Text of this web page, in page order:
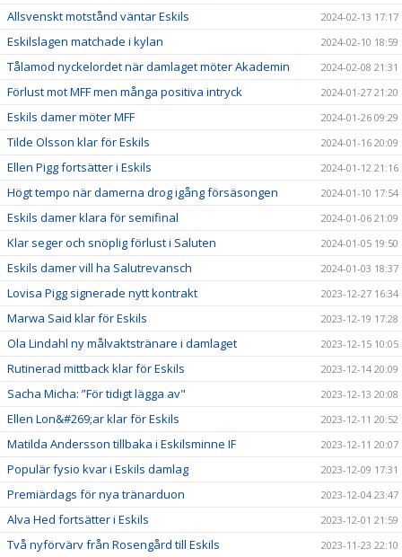
Allsvenskt motstånd väntar Eskils 2024-02-13 17:17
Eskilslagen matchade i kylan 2024-02-10 18:59
Tålamod nyckelordet när damlaget möter Akademin 2024-02-08 21:31
Förlust mot MFF men många positiva intryck 2024-01-27 21:20
Eskils damer möter MFF 2024-01-26 09:29
Tilde Olsson klar för Eskils 2024-01-16 20:09
Ellen Pigg fortsätter i Eskils 2024-01-12 21:16
Högt tempo när damerna drog igång försäsongen 2024-01-10 17:54
Eskils damer klara för semifinal 2024-01-06 21:09
Klar seger och snöplig förlust i Saluten 2024-01-05 19:50
Eskils damer vill ha Salutrevansch 2024-01-03 18:37
Lovisa Pigg signerade nytt kontrakt 2023-12-27 16:34
Marwa Said klar för Eskils 2023-12-19 17:28
Ola Lindahl ny målvaktstränare i damlaget 2023-12-15 10:05
Rutinerad mittback klar för Eskils 2023-12-14 20:09
Sacha Micha: ”För tidigt lägga av" 2023-12-13 20:08
Ellen Lon&#269;ar klar för Eskils 2023-12-11 20:52
Matilda Andersson tillbaka i Eskilsminne IF 2023-12-11 20:07
Populär fysio kvar i Eskils damlag 2023-12-09 17:31
Premiärdags för nya tränarduon 2023-12-04 23:47
Alva Hed fortsätter i Eskils 2023-12-01 21:59
Två nyförvärv från Rosengård till Eskils 2023-11-23 22:10